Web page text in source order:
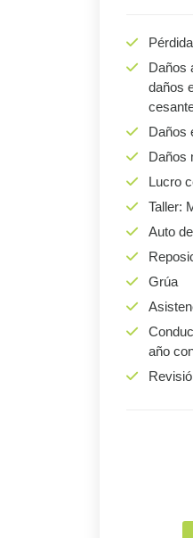
Daños
daños
Daños
Daños
Lucro
Taller:
Auto
Grúa
año